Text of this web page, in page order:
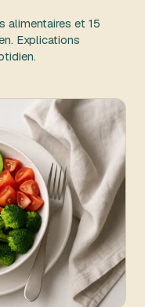
alimentaires et 15
Explications